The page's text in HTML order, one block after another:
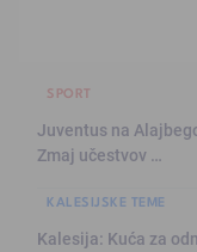
SPORT
Juventus na
Zmaj učestvov …
KALESIJSKE TEME
Kalesija: Kuća za